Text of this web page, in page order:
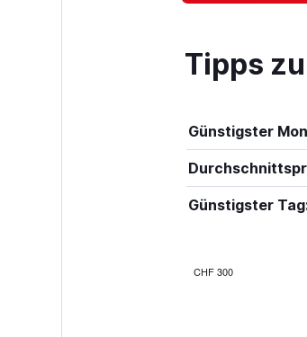
Tipps
Günstigster
Günstigster
CHF 300